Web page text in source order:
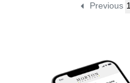
Previous 1